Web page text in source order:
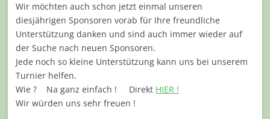
Wir möchten auch schon jetzt einmal unseren
diesjährigen Sponsoren vorab für Ihre freundliche
Unterstützung danken und sind auch immer wieder auf
der Suche nach neuen Sponsoren.
Jede noch so kleine Unterstützung kann uns bei unserem
Turnier helfen.
Wie ? Na ganz einfach ! Direkt HIER !
Wir würden uns sehr freuen !